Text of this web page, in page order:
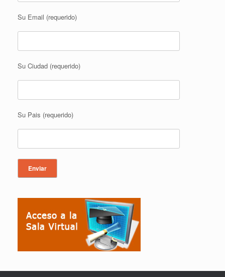
Su Email (requerido)
Su Ciudad (requerido)
Su Pais (requerido)